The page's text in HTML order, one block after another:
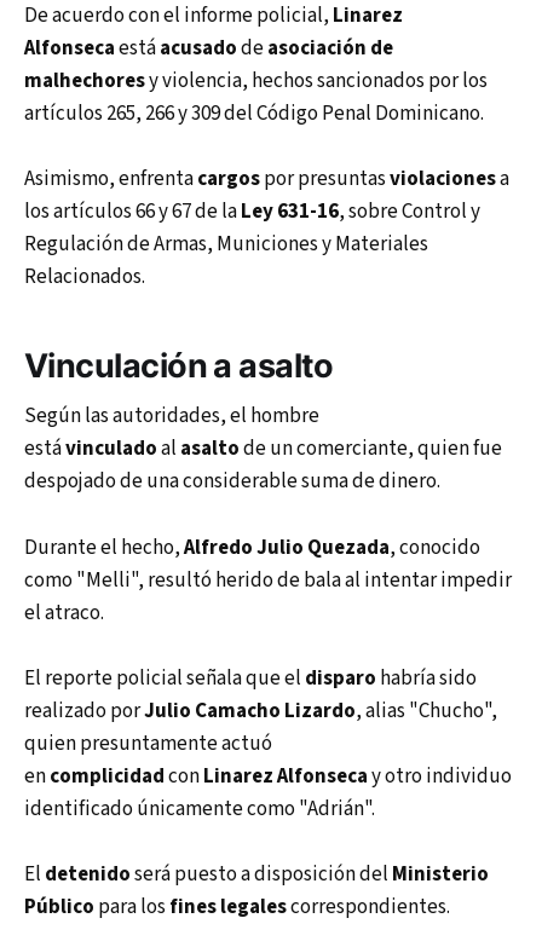
De acuerdo con el informe policial, Linarez
Alfonsecaestáacusadodeasociación de
malhechoresy violencia, hechos sancionados por los
artículos 265, 266 y 309 del Código Penal Dominicano.
Asimismo, enfrentacargospor presuntasviolacionesa
los artículos 66 y 67 de laLey 631-16, sobre Control y
Regulación de Armas, Municiones y Materiales
Relacionados.
Vinculación a asalto
Según las autoridades, el hombre
estávinculadoal asaltode un comerciante, quien fue
despojado de una considerable suma de dinero.
Durante el hecho,Alfredo Julio Quezada, conocido
como "Melli", resultó herido de bala al intentar impedir
el atraco.
El reporte policial señala que el disparo habría sido
realizado porJulio Camacho Lizardo, alias "Chucho",
quien presuntamente actuó
encomplicidadconLinarez Alfonsecay otro individuo
identificado únicamente como "Adrián".
El detenidoserá puesto a disposición del Ministerio
Público para los fines legalescorrespondientes.